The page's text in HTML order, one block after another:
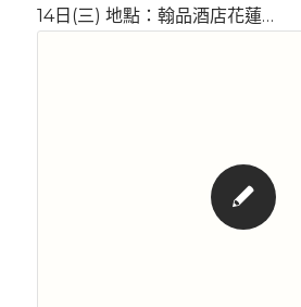
14日(三) 地點：翰品酒店花蓮…